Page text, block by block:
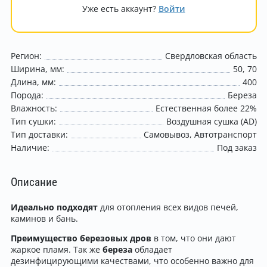
Регион:
Свердловская область
Ширина, мм:
50 70
Длина, мм:
400
Порода:
Береза
Влажность:
Естественная более 22%
Тип сушки:
Воздушная сушка (AD)
Тип доставки:
Самовывоз Автотранспорт
Наличие:
Под заказ
Описание
Идеально подходятдля отопления всех видов печей,
каминов и бань.
Преимущество березовых дров в том, что они дают
жаркое пламя. Так же березаобладает
дезинфицирующими качествами, что особенно важно для
Уже есть аккаунт? Войти